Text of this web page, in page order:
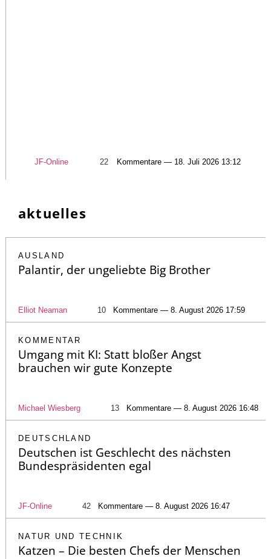
JF-Online 22 Kommentare — 18. Juli 2026 13:12
aktuelles
AUSLAND
Palantir, der ungeliebte Big Brother
Elliot Neaman 10 Kommentare — 8. August 2026 17:59
KOMMENTAR
Umgang mit KI: Statt bloßer Angst
brauchen wir gute Konzepte
Michael Wiesberg 13 Kommentare — 8. August 2026 16:48
DEUTSCHLAND
Deutschen ist Geschlecht des nächsten
Bundespräsidenten egal
JF-Online 42 Kommentare — 8. August 2026 16:47
NATUR UND TECHNIK
Katzen – Die besten Chefs der Menschen